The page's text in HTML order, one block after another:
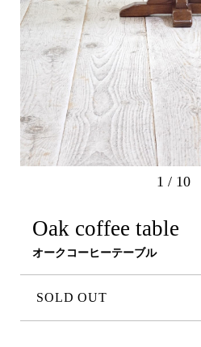
1 / 10
Oak coffee table
オークコーヒーテーブル
SOLD OUT